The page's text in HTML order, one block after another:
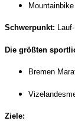
Schwerpunkt:
Die größten
Bremen
Ziele: